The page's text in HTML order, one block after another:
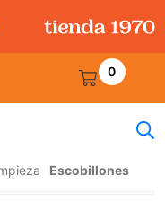
0
Escobillones